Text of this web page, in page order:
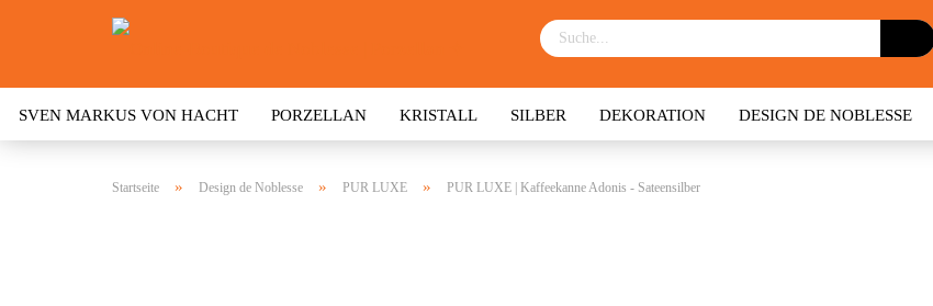
SVEN MARKUS VON HACHT PORZELLAN KRISTALL SILBER DEKORATION DESIGN DE NOBLESSE
Startseite » Design de Noblesse » PUR LUXE » PUR LUXE | Kaffeekanne Adonis - Sateensilber